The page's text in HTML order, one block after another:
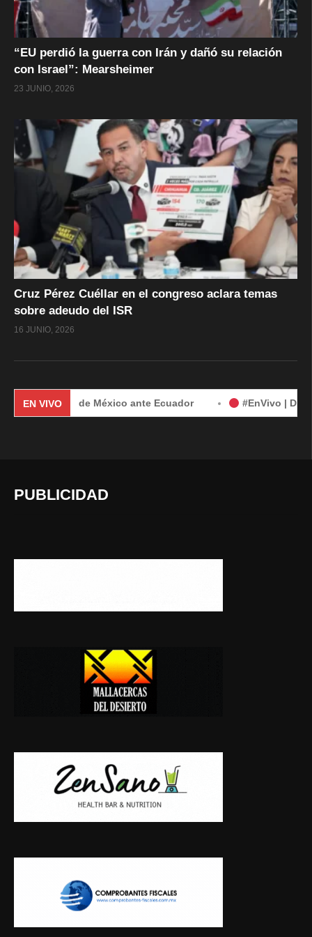
“EU perdió la guerra con Irán y dañó su relación
con Israel”: Mearsheimer
23 JUNIO, 2026
Cruz Pérez Cuéllar en el congreso aclara temas
sobre adeudo del ISR
16 JUNIO, 2026
EN VIVO
de México ante Ecuador #EnVivo | Demanda de
PUBLICIDAD